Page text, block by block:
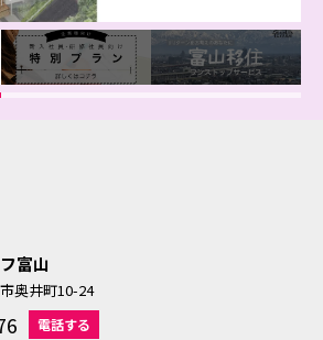
富山
奥井町10-24
電話する